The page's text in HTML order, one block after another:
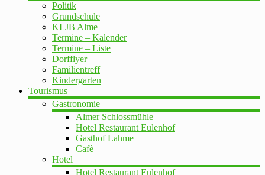
Politik
Grundschule
KLJB Alme
Termine – Kalender
Termine – Liste
Dorfflyer
Familientreff
Kindergarten
Tourismus
Gastronomie
Almer Schlossmühle
Hotel Restaurant Eulenhof
Gasthof Lahme
Cafè
Hotel
Hotel Restaurant Eulenhof